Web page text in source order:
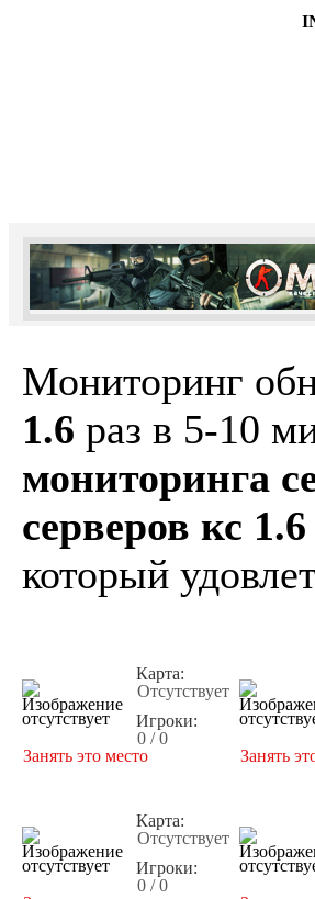
Мониторинг
1.6 раз в 5-10
мониторинга
серверов кс 1.6
который
Карта:
Отсутствует
Игроки:
0 / 0
Занять это место
Занять
Карта:
Отсутствует
Игроки:
0 / 0